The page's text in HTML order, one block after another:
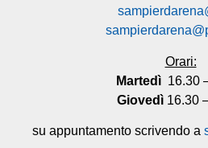
Orari:
Martedì 16.30
Giovedì16.30
su appuntamento scrivendo a